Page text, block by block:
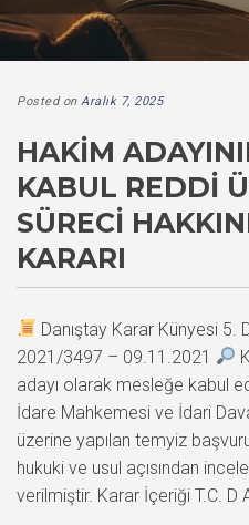
Posted on Aralık 7, 2025
HAKIM
KABUL REDDI
SÜRECI
KARARI
Danıştay Karar Künyesi
2021/3497 – 09.11.2021
adayı olarak mesleğe kabul
İdare Mahkemesi ve İdari
üzerine yapılan temyiz
hukuki ve usul açısından
verilmiştir. Karar İçeriği T.C. D